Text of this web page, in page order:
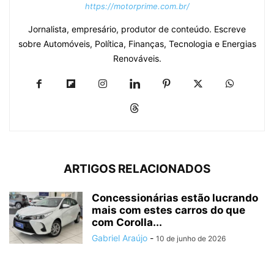
https://motorprime.com.br/
Jornalista, empresário, produtor de conteúdo. Escreve
sobre Automóveis, Política, Finanças, Tecnologia e Energias
Renováveis.
ARTIGOS RELACIONADOS
Concessionárias estão lucrando
mais com estes carros do que
com Corolla...
Gabriel Araújo - 10 de junho de 2026